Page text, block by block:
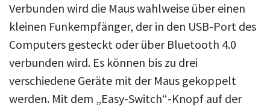
Verbunden wird die Maus wahlweise über einen
kleinen Funkempfänger, der in den USB-Port des
Computers gesteckt oder über Bluetooth 4.0
verbunden wird. Es können bis zu drei
verschiedene Geräte mit der Maus gekoppelt
werden. Mit dem „Easy-Switch“-Knopf auf der